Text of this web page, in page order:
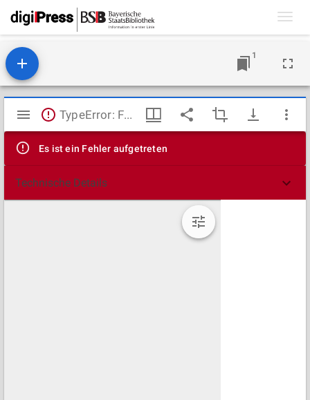
1
Mirador
Viewer
TypeError: Failed to fetch
Es ist ein Fehler aufgetreten
Technische Details